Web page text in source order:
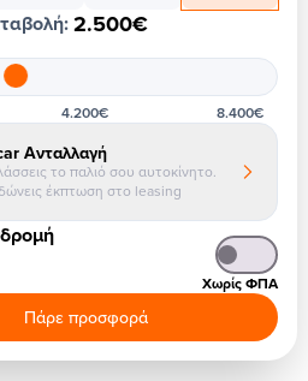
:2.500€
4.200€ 8.400€
Ανταλλαγή
το παλιό σου αυτοκίνητο.
έκπτωση στο leasing
Χωρίς ΦΠΑ
Πάρε προσφορά